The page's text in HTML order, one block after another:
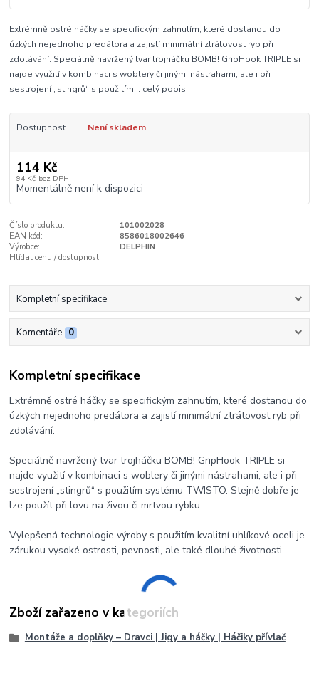
Extrémně ostré háčky se specifickým zahnutím, které dostanou do
úzkých nejednoho predátora a zajistí minimální ztrátovost ryb při
zdolávání. Speciálně navržený tvar trojháčku BOMB! GripHook TRIPLE si
najde využití v kombinaci s woblery či jinými nástrahami, ale i při
sestrojení „stingrů“ s použitím... celý popis
Dostupnost Není skladem
114 Kč
94 Kč bez DPH
Momentálně není k dispozici
Číslo produktu:
101002028
EAN kód:
8586018002646
Výrobce:
DELPHIN
Hlídat cenu / dostupnost
Kompletní specifikace
Komentáře 0
Kompletní specifikace
Extrémně ostré háčky se specifickým zahnutím, které dostanou do
úzkých nejednoho predátora a zajistí minimální ztrátovost ryb při
zdolávání.
Speciálně navržený tvar trojháčku BOMB! GripHook TRIPLE si
najde využití v kombinaci s woblery či jinými nástrahami, ale i při
sestrojení „stingrů“ s použitím systému TWISTO. Stejně dobře je
lze použít při lovu na živou či mrtvou rybku.
Vylepšená technologie výroby s použitím kvalitní uhlíkové oceli je
zárukou vysoké ostrosti, pevnosti, ale také dlouhé životnosti.
Zboží zařazeno v kategoriích
Montáže a doplňky – Dravci | Jigy a háčky | Háčiky přívlač